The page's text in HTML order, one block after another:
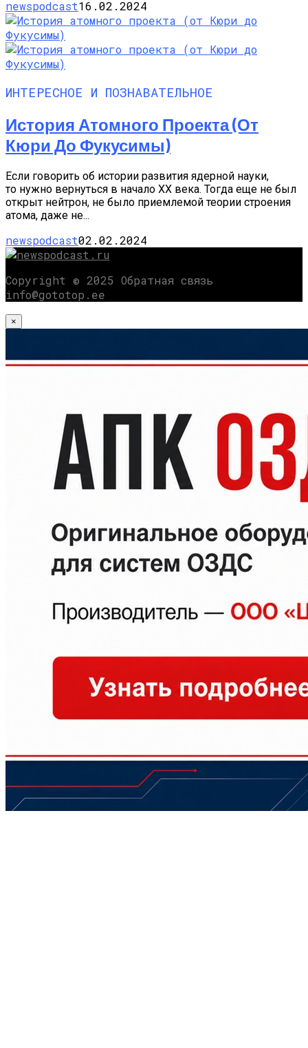
newspodcast16.02.2024
ИНТЕРЕСНОЕ И ПОЗНАВАТЕЛЬНОЕ
История Атомного Проекта (от
Кюри До Фукусимы)
Если говорить об истории развития ядерной науки,
то нужно вернуться в начало XX века. Тогда еще не был
открыт нейтрон, не было приемлемой теории строения
атома, даже не...
newspodcast02.02.2024
Copyright © 2025 Обратная связь
info@gototop.ee
×